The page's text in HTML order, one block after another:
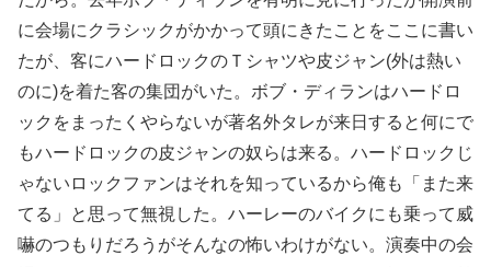
に会場にクラシックがかかって頭にきたことをここに書い
たが、客にハードロックのＴシャツや皮ジャン(外は熱い
のに)を着た客の集団がいた。ボブ・ディランはハードロ
ックをまったくやらないが著名外タレが来日すると何にで
もハードロックの皮ジャンの奴らは来る。ハードロックじ
ゃないロックファンはそれを知っているから俺も「また来
てる」と思って無視した。ハーレーのバイクにも乗って威
嚇のつもりだろうがそんなの怖いわけがない。演奏中の会